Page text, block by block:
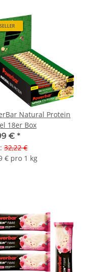
Natural Protein
18er Box
€ *
: 32,22 €
€ pro 1 kg